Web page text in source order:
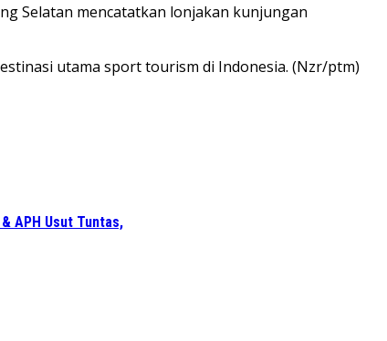
Selatan mencatatkan lonjakan kunjungan
utama sport tourism di Indonesia. (Nzr/ptm)
APH Usut Tuntas,